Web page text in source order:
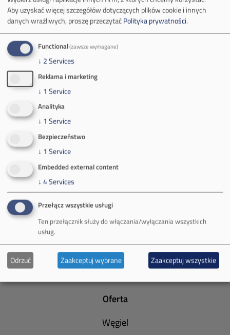
O Firmie
Spółka Południowy Koncern Węglowy
Zakład Górniczy Brzeszcze
Zakład Górniczy Janina
Zakład Górniczy Sobieski
Informacja o realizowanej strategii podatkowej
Rozliczenia z podmiotami z rajów podatkowych
Informacja o wpływie działalności jednostki
organizacyjnej
Oferta
Węgiel
Aby uzyskać więcej szczegółów dotyczących plików cookie i innych
danych wrażliwych, proszę przeczytaćPolityka prywatności.
Functional(zawsze wymagane)
↓ 2Services
Reklama i marketing
↓ 1 Service
Analityka
↓ 1 Service
Bezpieczeństwo
↓ 1 Service
Embedded external content
↓ 4Services
Przełącz wszystkie usługi
Ten przełącznik służy do włączania/wyłączania wszystkich
usług.
Odrzuć Zaakceptuj wybrane Zaakceptuj wszystkie